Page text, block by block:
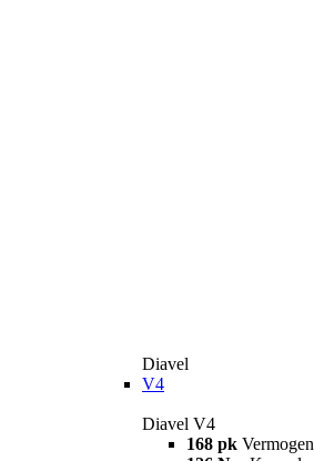
Diavel
V4
Diavel V4
168 pk Vermogen